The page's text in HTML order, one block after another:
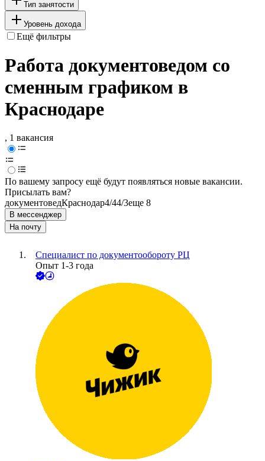
Тип занятости
Уровень дохода
Ещё фильтры
Работа документоведом со
сменным графиком в
Краснодаре
, 1 вакансия
По вашему запросу ещё будут появляться новые вакансии.
Присылать вам?
документоведКраснодар4/44/3еще 8
В мессенджер
На почту
Специалист по документообороту РЦ
Опыт 1-3 года